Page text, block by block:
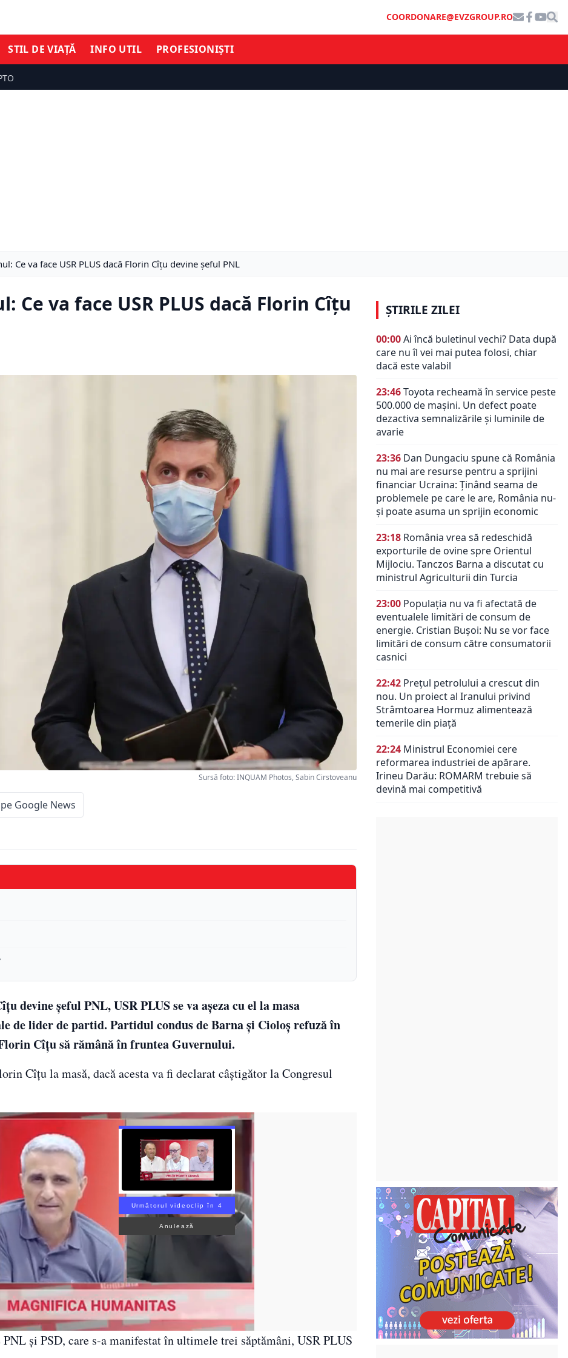
COORDONARE@EVZGROUP.RO
STIL DE VIAȚĂ INFO UTIL PROFESIONIȘTI
Ce va face USR PLUS dacă Florin Cîțu devine șeful PNL
Ce va face USR PLUS dacă Florin Cîțu
Sursă foto: INQUAM Photos, Sabin Cirstoveanu
Google News
devine șeful PNL, USR PLUS se va așeza cu el la masa
lider de partid. Partidul condus de Barna și Cioloș refuză în
Cîțu să rămână în fruntea Guvernului.
Cîțu la masă, dacă acesta va fi declarat câștigător la Congresul
Următorul videoclip în 3
Anulează
și PSD, care s-a manifestat în ultimele trei săptămâni, USR PLUS
ȘTIRILE ZILEI
00:00Ai încă buletinul vechi? Data după
care nu îl vei mai putea folosi, chiar
dacă este valabil
23:46Toyota recheamă în service peste
500.000 de mașini. Un defect poate
dezactiva semnalizările și luminile de
avarie
23:36 Dan Dungaciu spune că România
nu mai are resurse pentru a sprijini
financiar Ucraina: Ținând seama de
problemele pe care le are, România nu-
și poate asuma un sprijin economic
23:18 România vrea să redeschidă
exporturile de ovine spre Orientul
Mijlociu. Tanczos Barna a discutat cu
ministrul Agriculturii din Turcia
23:00 Populația nu va fi afectată de
eventualele limitări de consum de
energie. Cristian Bușoi: Nu se vor face
limitări de consum către consumatorii
casnici
22:42 Prețul petrolului a crescut din
nou. Un proiect al Iranului privind
Strâmtoarea Hormuz alimentează
temerile din piață
22:24 Ministrul Economiei cere
reformarea industriei de apărare.
Irineu Darău: ROMARM trebuie să
devină mai competitivă